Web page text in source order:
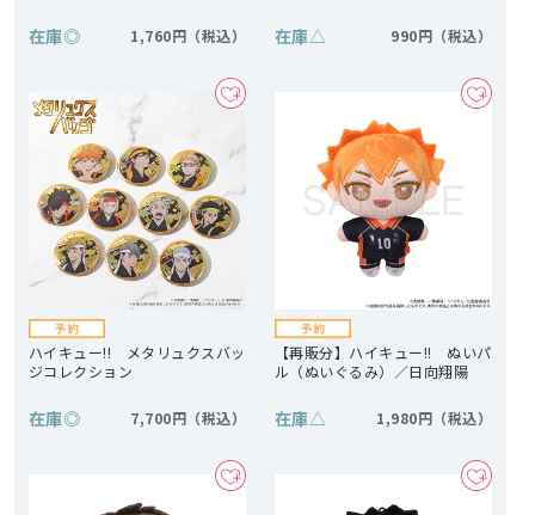
在庫◎ 1,760円 在庫△ 990円
ハイキュー!! メタリュクスバッ
ジコレクション
在庫◎ 7,700円
【再販分】ハイキュー!! ぬいパ
ル（ぬいぐるみ）／日向翔陽
在庫△ 1,980円